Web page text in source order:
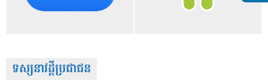
ទស្សនាវដ្តីប្រជាជន